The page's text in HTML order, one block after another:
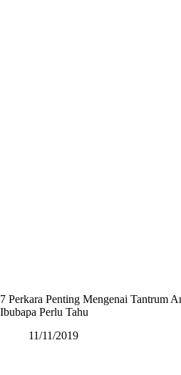
7 Perkara Penting Mengenai Tantrum
Ibubapa Perlu Tahu
11/11/2019